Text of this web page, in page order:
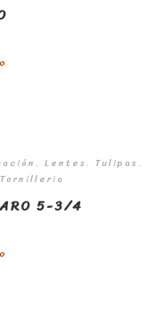
Lentes. Tulipas.
5-3/4